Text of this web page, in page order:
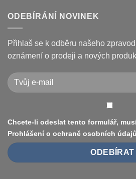
opravit
displeje
Xiaomi
Pro
a
jak
je
textu
s
vyměnit
pneumatiku
na
elektrokoloběžce
(8.5″
vs
10″,
duše
ODEBÍRÁNÍ NOVINEK
Přihlaš se k odběru našeho
oznámení o prodeji a nových
Chcete-li odeslat tento formulář,
Prohlášení o ochraně osobních údajů